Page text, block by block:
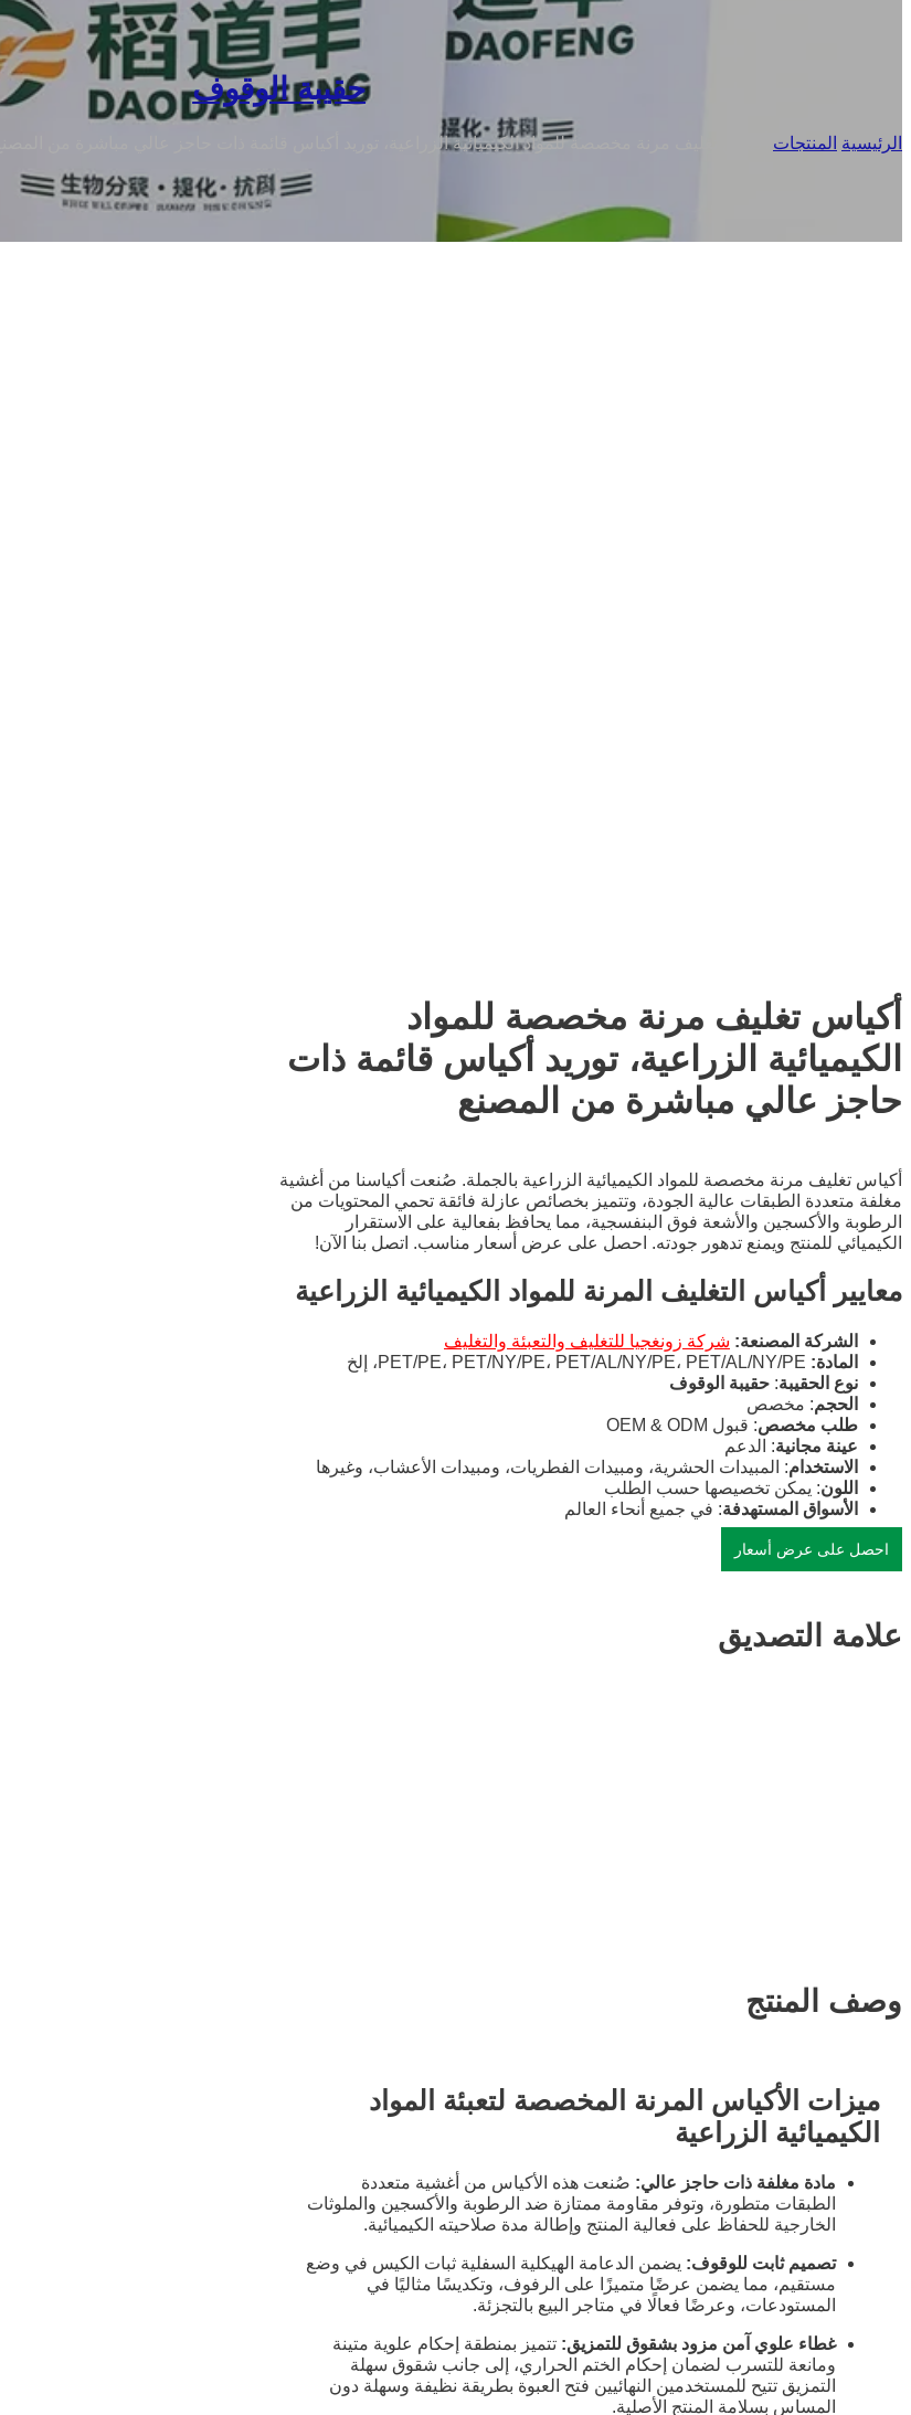
حقيبة الوقوف
الرئيسية المنتجات أكياس تغليف مرنة مخصصة للمواد الكيميائية الزراعية، توريد أكياس قائمة ذات حاجز عالي مباشرة من المصنع
أكياس تغليف مرنة مخصصة للمواد
الكيميائية الزراعية، توريد أكياس قائمة ذات
حاجز عالي مباشرة من المصنع
أكياس تغليف مرنة مخصصة للمواد الكيميائية الزراعية بالجملة. صُنعت أكياسنا من أغشية
مغلفة متعددة الطبقات عالية الجودة، وتتميز بخصائص عازلة فائقة تحمي المحتويات من
الرطوبة والأكسجين والأشعة فوق البنفسجية، مما يحافظ بفعالية على الاستقرار
الكيميائي للمنتج ويمنع تدهور جودته. احصل على عرض أسعار مناسب. اتصل بنا الآن!
معايير أكياس التغليف المرنة للمواد الكيميائية الزراعية
الشركة المصنعة: شركة زونغجيا للتغليف والتعبئة والتغليف
المادة:
نوع الحقيبة: حقيبة الوقوف
الحجم: مخصص
طلب مخصص: قبول OEM & ODM
عينة مجانية: الدعم
الاستخدام: المبيدات الحشرية، ومبيدات الفطريات، ومبيدات الأعشاب، وغيرها
اللون: يمكن تخصيصها حسب الطلب
الأسواق المستهدفة: في جميع أنحاء العالم
احصل على عرض أسعار
علامة التصديق
وصف المنتج
ميزات الأكياس المرنة المخصصة لتعبئة المواد
الكيميائية الزراعية
مادة مغلفة ذات حاجز عالي: صُنعت هذه الأكياس من أغشية متعددة
الطبقات متطورة، وتوفر مقاومة ممتازة ضد الرطوبة والأكسجين والملوثات
الخارجية للحفاظ على فعالية المنتج وإطالة مدة صلاحيته الكيميائية.
تصميم ثابت للوقوف: يضمن الدعامة الهيكلية السفلية ثبات الكيس في وضع
مستقيم، مما يضمن عرضًا متميزًا على الرفوف، وتكديسًا مثاليًا في
المستودعات، وعرضًا فعالًا في متاجر البيع بالتجزئة.
غطاء علوي آمن مزود بشقوق للتمزيق: تتميز بمنطقة إحكام علوية متينة
ومانعة للتسرب لضمان إحكام الختم الحراري، إلى جانب شقوق سهلة
التمزيق تتيح للمستخدمين النهائيين فتح العبوة بطريقة نظيفة وسهلة دون
المساس بسلامة المنتج الأصلية.